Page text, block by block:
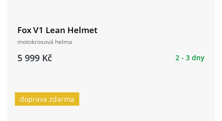
Fox V1 Lean Helmet
motokrosová helma
5 999 Kč 2 - 3 dny
doprava zdarma